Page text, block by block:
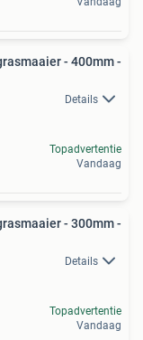
- 400mm -
Details
Topadvertentie
Vandaag
- 300mm -
Details
Topadvertentie
Vandaag